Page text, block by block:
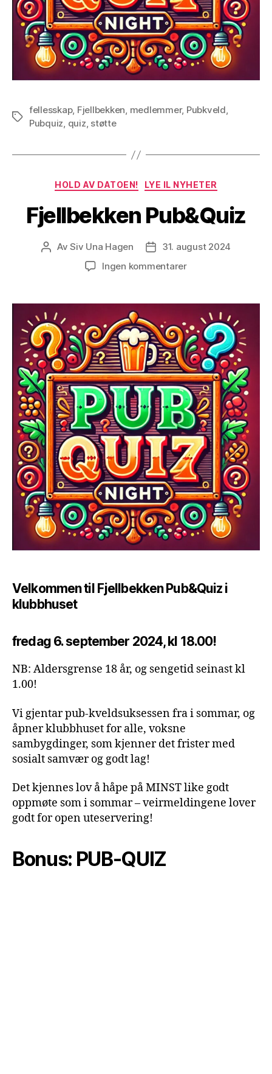
Stikkord
fellesskap, Fjellbekken, medlemmer, Pubkveld,
Pubquiz, quiz, støtte
Kategorier
HOLD AV DATOEN! LYE IL NYHETER
Fjellbekken Pub&Quiz
Innleggsforfatter
AvSiv Una Hagen Publiseringsdato
31. august 2024
Ingen kommentarertil
Velkommen til Fjellbekken Pub&Quiz i
klubbhuset
fredag 6. september 2024, kl 18.00!
NB: Aldersgrense 18 år, og sengetid seinast kl
1.00!
Vi gjentar pub-kveldsuksessen fra i sommar, og
åpner klubbhuset for alle, voksne
sambygdinger, som kjenner det frister med
sosialt samvær og godt lag!
Det kjennes lov å håpe på MINST like godt
oppmøte som i sommar – veirmeldingene lover
godt for open uteservering!
Bonus: PUB-QUIZ